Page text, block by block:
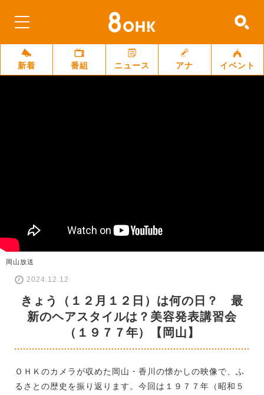
新着 番組 ニュース アナ イベント
岡山放送
2024.12.12
きょう（１２月１２日）は何の日？ 最
新のヘアスタイルは？美容発表講習会
（１９７７年）【岡山】
ＯＨＫのカメラが収めた岡山・香川の懐かしの映像で、ふ
るさとの歴史を振り返ります。今回は１９７７年（昭和５